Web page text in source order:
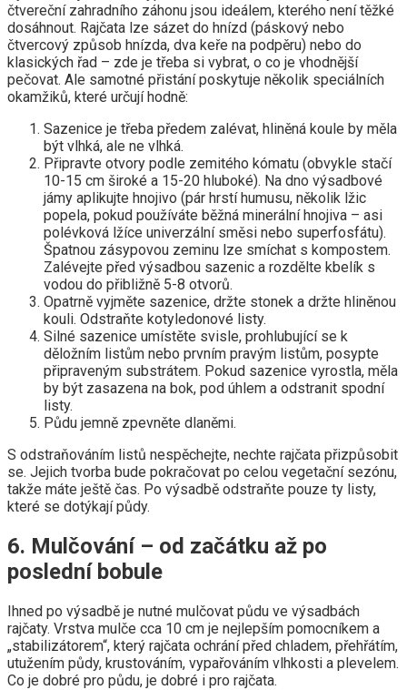
čtvereční zahradního záhonu jsou ideálem, kterého není těžké
dosáhnout. Rajčata lze sázet do hnízd (páskový nebo
čtvercový způsob hnízda, dva keře na podpěru) nebo do
klasických řad – zde je třeba si vybrat, o co je vhodnější
pečovat. Ale samotné přistání poskytuje několik speciálních
okamžiků, které určují hodně:
Sazenice je třeba předem zalévat, hliněná koule by měla
být vlhká, ale ne vlhká.
Připravte otvory podle zemitého kómatu (obvykle stačí
10-15 cm široké a 15-20 hluboké). Na dno výsadbové
jámy aplikujte hnojivo (pár hrstí humusu, několik lžic
popela, pokud používáte běžná minerální hnojiva – asi
polévková lžíce univerzální směsi nebo superfosfátu).
Špatnou zásypovou zeminu lze smíchat s kompostem.
Zalévejte před výsadbou sazenic a rozdělte kbelík s
vodou do přibližně 5-8 otvorů.
Opatrně vyjměte sazenice, držte stonek a držte hliněnou
kouli. Odstraňte kotyledonové listy.
Silné sazenice umístěte svisle, prohlubující se k
děložním listům nebo prvním pravým listům, posypte
připraveným substrátem. Pokud sazenice vyrostla, měla
by být zasazena na bok, pod úhlem a odstranit spodní
listy.
Půdu jemně zpevněte dlaněmi.
S odstraňováním listů nespěchejte, nechte rajčata přizpůsobit
se. Jejich tvorba bude pokračovat po celou vegetační sezónu,
takže máte ještě čas. Po výsadbě odstraňte pouze ty listy,
které se dotýkají půdy.
6. Mulčování – od začátku až po
poslední bobule
Ihned po výsadbě je nutné mulčovat půdu ve výsadbách
rajčaty. Vrstva mulče cca 10 cm je nejlepším pomocníkem a
„stabilizátorem“, který rajčata ochrání před chladem, přehřátím,
utužením půdy, krustováním, vypařováním vlhkosti a plevelem.
Co je dobré pro půdu, je dobré i pro rajčata.